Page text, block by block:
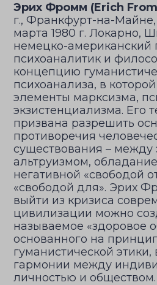
Эрих Фромм (Erich
г., Франкфурт-на-Майне,
марта 1980 г. Локарно,
немецко-американский
психоаналитик и
концепцию
психоанализа, в
элементы марксизма,
экзистенциализма. Его
призвана разрешить
противоречия
существования – между
альтруизмом,
негативной «свободой
«свободой для». Эрих
выйти из кризиса
цивилизации можно
называемое «здоровое
основанного на
гуманистической этики,
гармонии между
личностью и обществом.